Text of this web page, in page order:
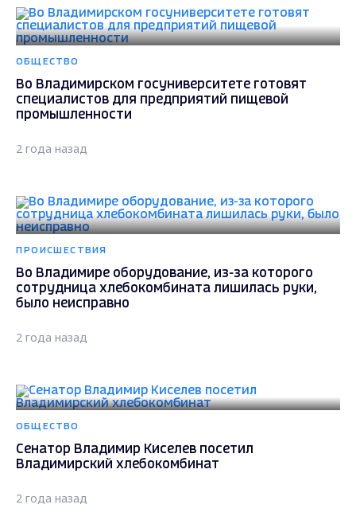
ОБЩЕСТВО
Во Владимирском госуниверситете готовят
специалистов для предприятий пищевой
промышленности
2 года назад
ПРОИСШЕСТВИЯ
Во Владимире оборудование, из-за которого
сотрудница хлебокомбината лишилась руки,
было неисправно
2 года назад
ОБЩЕСТВО
Сенатор Владимир Киселев посетил
Владимирский хлебокомбинат
2 года назад